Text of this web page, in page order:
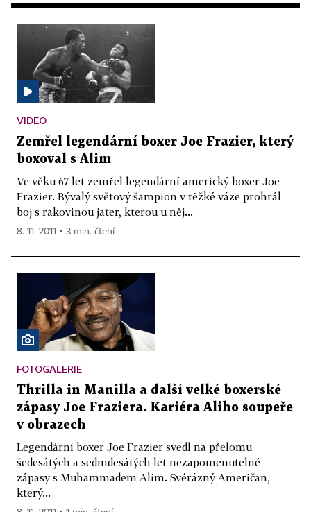
VIDEO
Zemřel legendární boxer Joe Frazier, který
boxoval s Alim
Ve věku 67 let zemřel legendární americký boxer Joe
Frazier. Bývalý světový šampion v těžké váze prohrál
boj s rakovinou jater, kterou u něj...
8. 11. 2011 ▪ 3 min. čtení
FOTOGALERIE
Thrilla in Manilla a další velké boxerské
zápasy Joe Fraziera. Kariéra Aliho soupeře
v obrazech
Legendární boxer Joe Frazier svedl na přelomu
šedesátých a sedmdesátých let nezapomenutelné
zápasy s Muhammadem Alim. Svérázný Američan,
který...